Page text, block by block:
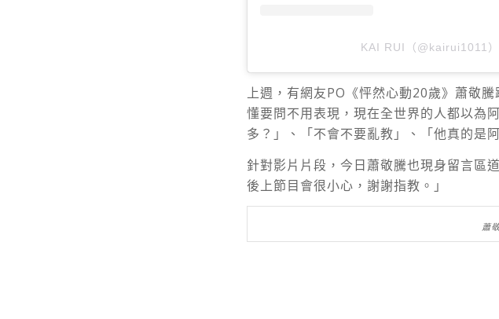
KAI RUI（@kairui1011
上週，有網友PO 《怦然心動20歲》蕭敬
懂要問不用表現，現在全世界的人都以為
多？」、「不會不要亂教」、「他真的是
針對影片片段，今日蕭敬騰也現身留言區
後上節目會很小心，謝謝指教。」
蕭